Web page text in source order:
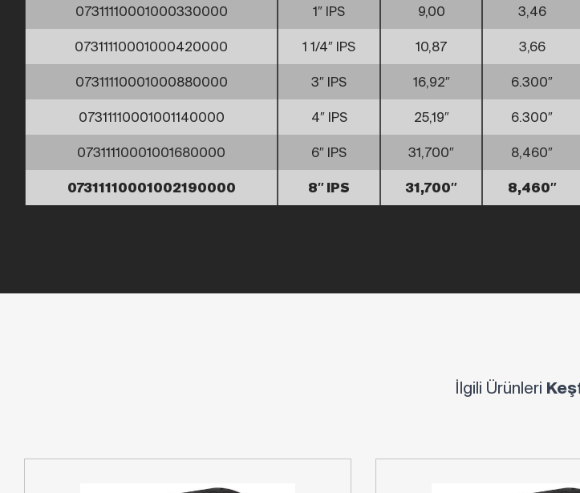
07311110001000330000 1″ IPS 9,00 3,46
07311110001000420000 1 1/4″ IPS 10,87 3,66
07311110001000880000 3″ IPS 16,92″ 6.300″
07311110001001140000 4″ IPS 25,19″ 6.300″
07311110001001680000 6″ IPS 31,700″ 8,460″
07311110001002190000 8″ IPS 31,700″ 8,460″
İlgili Ürünleri